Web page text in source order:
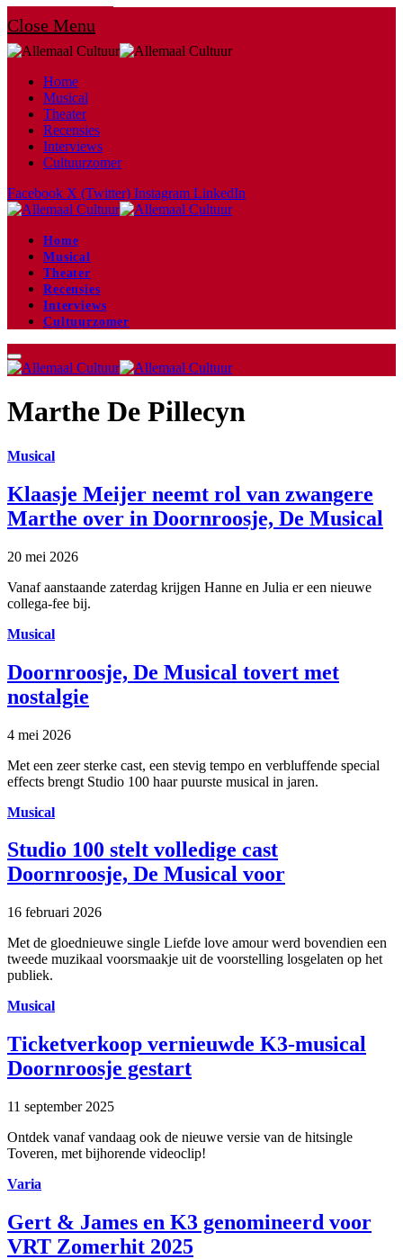
Close Menu
Home
Musical
Theater
Recensies
Interviews
Cultuurzomer
Facebook X (Twitter) Instagram LinkedIn
Home
Musical
Theater
Recensies
Interviews
Cultuurzomer
Marthe De Pillecyn
Musical
Klaasje Meijer neemt rol van zwangere
Marthe over in Doornroosje, De Musical
20 mei 2026
Vanaf aanstaande zaterdag krijgen Hanne en Julia er een nieuwe
collega-fee bij.
Musical
Doornroosje, De Musical tovert met
nostalgie
4 mei 2026
Met een zeer sterke cast, een stevig tempo en verbluffende special
effects brengt Studio 100 haar puurste musical in jaren.
Musical
Studio 100 stelt volledige cast
Doornroosje, De Musical voor
16 februari 2026
Met de gloednieuwe single Liefde love amour werd bovendien een
tweede muzikaal voorsmaakje uit de voorstelling losgelaten op het
publiek.
Musical
Ticketverkoop vernieuwde K3-musical
Doornroosje gestart
11 september 2025
Ontdek vanaf vandaag ook de nieuwe versie van de hitsingle
Toveren, met bijhorende videoclip!
Varia
Gert & James en K3 genomineerd voor
VRT Zomerhit 2025